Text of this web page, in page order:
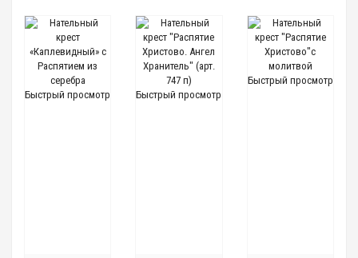
Быстрый просмотр Быстрый просмотр
Быстрый просмотр